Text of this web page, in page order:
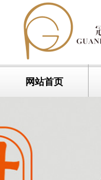
网站首页